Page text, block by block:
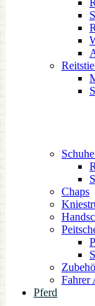
Chaps
Fahrer
Pferd